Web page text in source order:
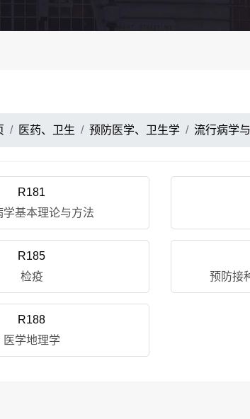
医药、卫生 预防医学、卫生学 流行病学
R181
学基本理论与方法
R185
检疫
预防接
R188
医学地理学